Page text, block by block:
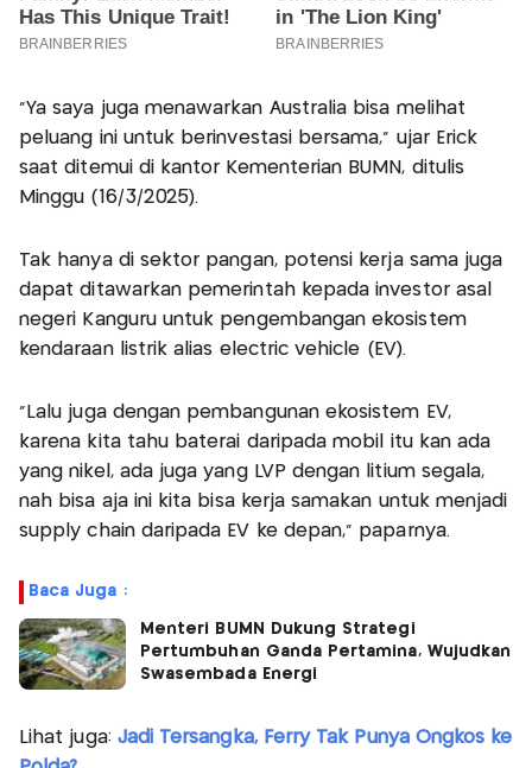
“Ya saya juga menawarkan Australia bisa melihat
peluang ini untuk berinvestasi bersama,” ujar Erick
saat ditemui di kantor Kementerian BUMN, ditulis
Minggu (16/3/2025).
Tak hanya di sektor pangan, potensi kerja sama juga
dapat ditawarkan pemerintah kepada investor asal
negeri Kanguru untuk pengembangan ekosistem
kendaraan listrik alias electric vehicle (EV).
“Lalu juga dengan pembangunan ekosistem EV,
karena kita tahu baterai daripada mobil itu kan ada
yang nikel, ada juga yang LVP dengan litium segala,
nah bisa aja ini kita bisa kerja samakan untuk menjadi
supply chain daripada EV ke depan,” paparnya.
Baca Juga :
Menteri BUMN Dukung Strategi
Pertumbuhan Ganda Pertamina, Wujudkan
Swasembada Energi
Lihat juga: Jadi Tersangka, Ferry Tak Punya Ongkos ke